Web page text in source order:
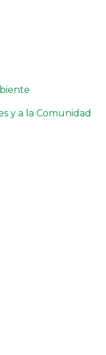
y a la Comunidad